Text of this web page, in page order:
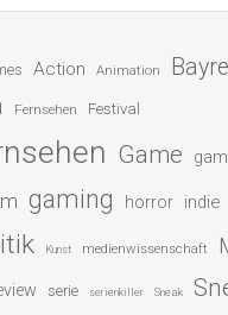
Action Animation
Fernsehen Festival
Game
gaming horror indie
Kunst medienwissenschaft
serie serienkiller Sneak